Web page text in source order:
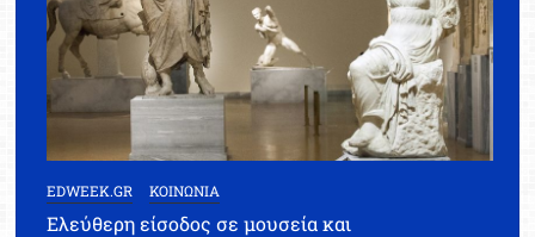
EDWEEK.GR ΚΟΙΝΩΝΙΑ
Ελεύθερη είσοδος σε μουσεία και